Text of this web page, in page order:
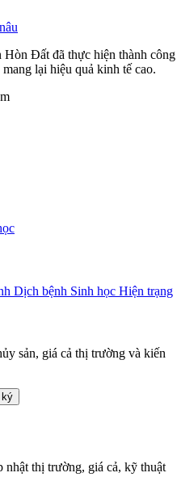
Đất đã thực hiện thành công
lại hiệu quả kinh tế cao.
Dịch bệnh Sinh học Hiện trạng
sản, giá cả thị trường và kiến
nhật thị trường, giá cả, kỹ thuật